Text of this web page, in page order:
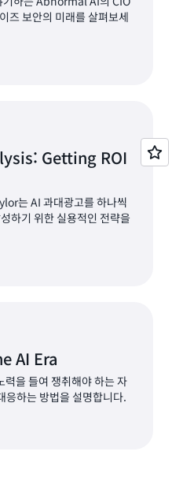
보안의 미래를 살펴보세
Getting ROI
는 AI 과대광고를 하나씩
하기 위한 실용적인 전략을
AI Era
을 들여 쟁취해야 하는 자
응하는 방법을 설명합니다.